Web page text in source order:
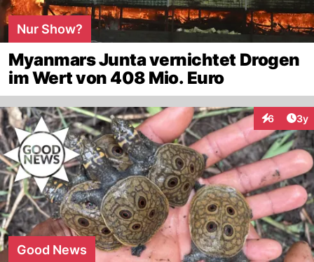
Nur Show?
Myanmars Junta vernichtet Drogen
im Wert von 408 Mio. Euro
6 3y
Good News